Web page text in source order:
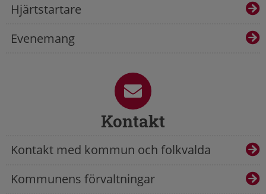
Hjärtstartare
Evenemang
Kontakt
Kontakt med kommun och folkvalda
Kommunens förvaltningar